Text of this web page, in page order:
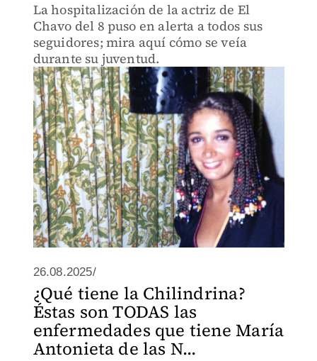
La hospitalización de la actriz de El
Chavo del 8 puso en alerta a todos sus
seguidores; mira aquí cómo se veía
durante su juventud.
26.08.2025/
¿Qué tiene la Chilindrina?
Éstas son TODAS las
enfermedades que tiene María
Antonieta de las N...